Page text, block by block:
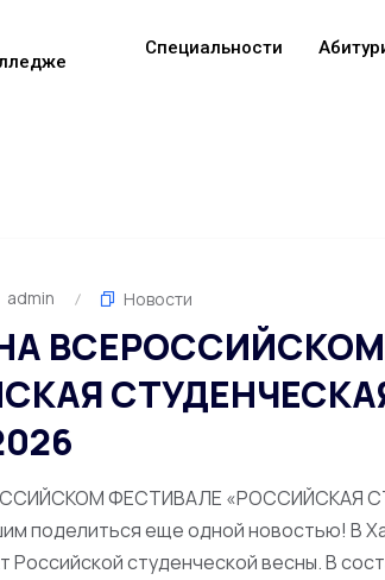
Специальности
admin Новости
ФЕСТИВАЛЕ «РОССИЙСКАЯ
поделиться еще одной новостью! В
Российской студенческой весны. В